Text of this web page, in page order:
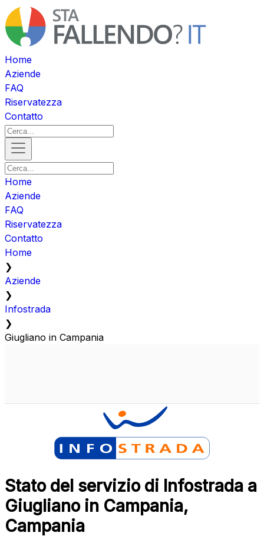
Home
Aziende
FAQ
Riservatezza
Contatto
Home
Aziende
FAQ
Riservatezza
Contatto
Home
❯
Aziende
❯
Infostrada
❯
Giugliano in Campania
Stato del servizio di Infostrada a
Giugliano in Campania,
Campania